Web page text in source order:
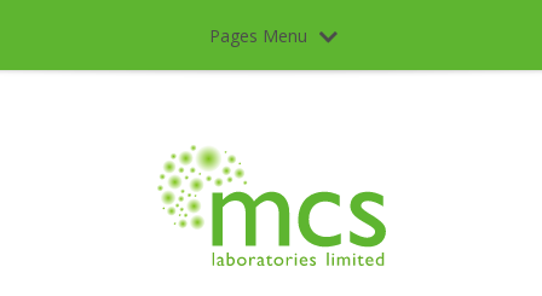
Pages Menu